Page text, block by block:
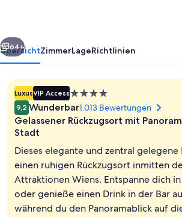
Hochwertige
Weiter
64+
ÜbersichtZimmerLageRichtlinien
LuxusVIP Access4.0-
Sterne-
Unterkunft
9,2 Wunderbar1.013 Bewertungen
Gelassener Rückzugsort mit
Stadt
Dieses elegante und zentral
einen ruhigen Rückzugsort inmitten
Attraktionen Wiens. Entspanne dich
oder genieße einen Drink in der Bar
während du den Panoramablick auf